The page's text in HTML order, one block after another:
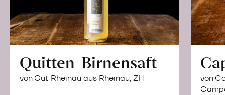
Quitten-Birnensaft
von Gut Rheinau aus Rheinau, ZH
von